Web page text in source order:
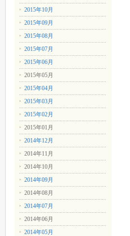
2015年10月
2015年09月
2015年08月
2015年07月
2015年06月
2015年05月
2015年04月
2015年03月
2015年02月
2015年01月
2014年12月
2014年11月
2014年10月
2014年09月
2014年08月
2014年07月
2014年06月
2014年05月